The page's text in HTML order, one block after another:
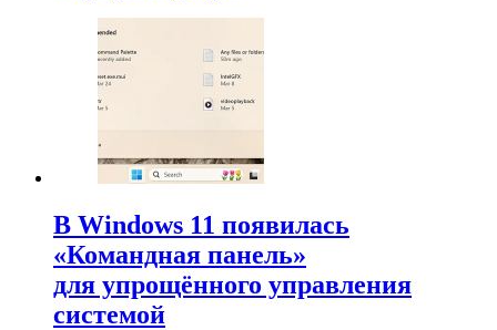
В Windows 11 появилась
«Командная панель»
для упрощённого управления
системой